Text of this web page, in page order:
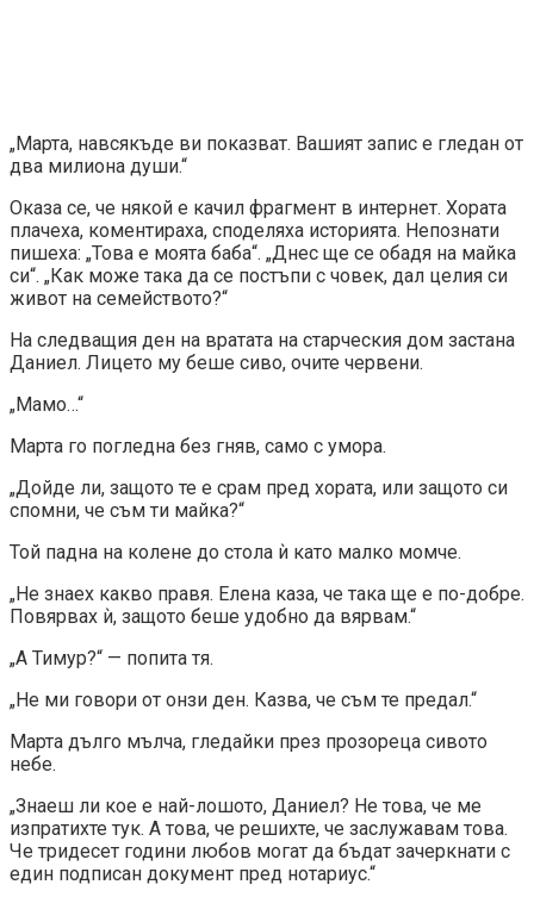
„Марта, навсякъде ви показват. Вашият запис е гледан от
два милиона души.“
Оказа се, че някой е качил фрагмент в интернет. Хората
плачеха, коментираха, споделяха историята. Непознати
пишеха: „Това е моята баба“. „Днес ще се обадя на майка
си“. „Как може така да се постъпи с човек, дал целия си
живот на семейството?“
На следващия ден на вратата на старческия дом застана
Даниел. Лицето му беше сиво, очите червени.
„Мамо…“
Марта го погледна без гняв, само с умора.
„Дойде ли, защото те е срам пред хората, или защото си
спомни, че съм ти майка?“
Той падна на колене до стола ѝ като малко момче.
„Не знаех какво правя. Елена каза, че така ще е по-добре.
Повярвах ѝ, защото беше удобно да вярвам.“
„А Тимур?“ — попита тя.
„Не ми говори от онзи ден. Казва, че съм те предал.“
Марта дълго мълча, гледайки през прозореца сивото
небе.
„Знаеш ли кое е най-лошото, Даниел? Не това, че ме
изпратихте тук. А това, че решихте, че заслужавам това.
Че тридесет години любов могат да бъдат зачеркнати с
един подписан документ пред нотариус.“